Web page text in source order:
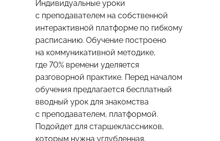
Индивидуальные уроки
с преподавателем на собственной
интерактивной платформе по гибкому
расписанию. Обучение построено
на коммуникативной методике,
где 70% времени уделяется
разговорной практике. Перед началом
обучения предлагается бесплатный
вводный урок для знакомства
с преподавателем, платформой.
Подойдет для старшеклассников,
которым нужна углубленная,